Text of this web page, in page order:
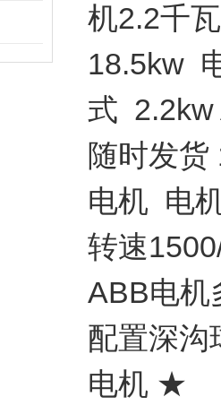
机2.2千
18.5kw
式 2.2kw
随时发
电机 电
转速
ABB电机
配置深沟
电机 ★